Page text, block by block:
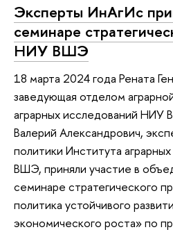
Эксперты ИнАгИс
семинаре
НИУ ВШЭ
18 марта 2024 года Рената
заведующая отделом
аграрных исследований НИУ
Валерий Александрович,
политики Института
ВШЭ, приняли участие в
семинаре стратегического
политика устойчивого
экономического роста» по